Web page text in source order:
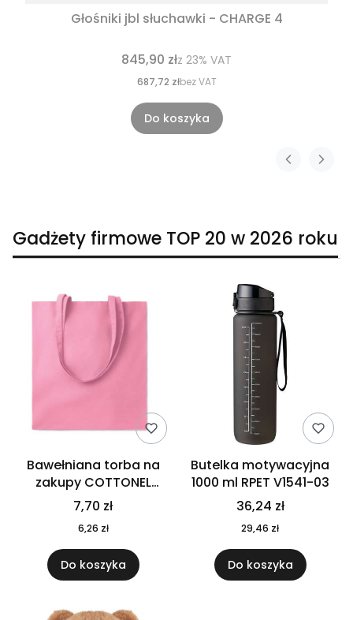
Głośniki jbl słuchawki - CHARGE 4
845,90 złz 23% VAT
687,72 złbez VAT
Do koszyka
Gadżety firmowe TOP 20 w 2026 roku
Bawełniana torba na
zakupy COTTONEL
COLOUR++ MO9846-11
7,70 zł
6,26 zł
Do koszyka
Butelka motywacyjna
1000 ml RPET V1541-03
36,24 zł
29,46 zł
Do koszyka